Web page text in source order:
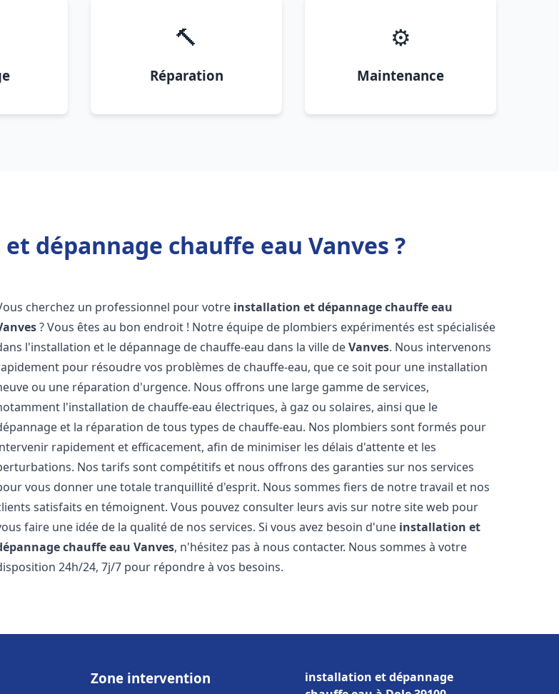
🔨
Réparation
⚙️
Maintenance
dépannage chauffe eau Vanves ?
cherchez un professionnel pour votre installation et dépannage chauffe eau
? Vous êtes au bon endroit ! Notre équipe de plombiers expérimentés est spécialisée
l'installation et le dépannage de chauffe-eau dans la ville deVanves. Nous intervenons
pour résoudre vos problèmes de chauffe-eau, que ce soit pour une installation
ou une réparation d'urgence. Nous offrons une large gamme de services,
l'installation de chauffe-eau électriques, à gaz ou solaires, ainsi que le
et la réparation de tous types de chauffe-eau. Nos plombiers sont formés pour
rapidement et efficacement, afin de minimiser les délais d'attente et les
Nos tarifs sont compétitifs et nous offrons des garanties sur nos services
vous donner une totale tranquillité d'esprit. Nous sommes fiers de notre travail et nos
satisfaits en témoignent. Vous pouvez consulter leurs avis sur notre site web pour
faire une idée de la qualité de nos services. Si vous avez besoin d'une installation et
chauffe eau Vanves, n'hésitez pas à nous contacter. Nous sommes à votre
24h/24, 7j/7 pour répondre à vos besoins.
Zone intervention
installation et dépannage